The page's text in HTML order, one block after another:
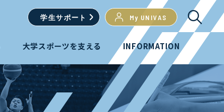
学生サポート My UNIVAS
大学スポーツを支える INFORMATION